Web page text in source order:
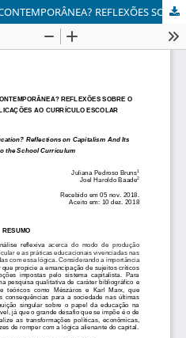
PROBLEMAS NA EDUCAÇÃO CONTEMPORÂNEA? REFLEXÕES SOBRE O CAPITALISMO E SUAS IMPLICAÇÕES AO CURRÍCULO ESCOLAR